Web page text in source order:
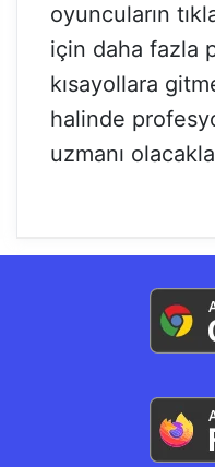
oyuncuların
için daha fazla
kısayollara
halinde
uzmanı